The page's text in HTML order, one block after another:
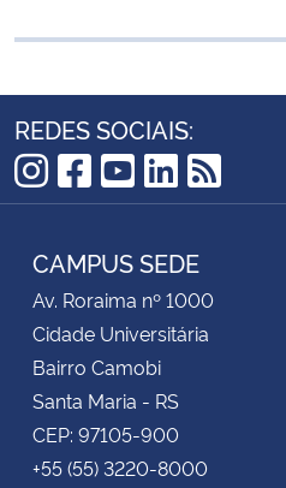
REDES SOCIAIS:
Instagram
Facebook
YouTube
RSS
CAMPUS SEDE
Av. Roraima nº 1000
Cidade Universitária
Bairro Camobi
Santa Maria - RS
CEP: 97105-900
+55 (55) 3220-8000